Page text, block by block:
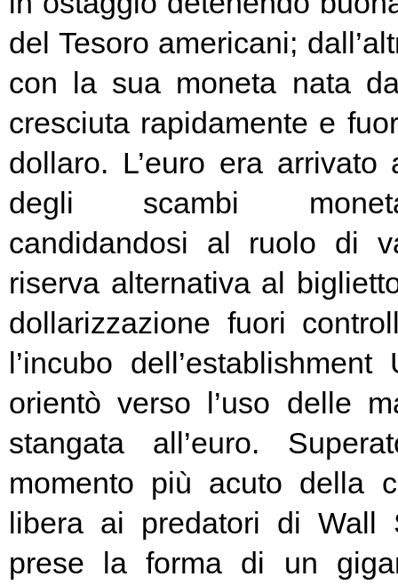
del Tesoro americani;
con la sua moneta nata
cresciuta rapidamente e
dollaro. L’euro era
degli scambi
candidandosi al ruolo di
riserva alternativa al
dollarizzazione fuori
l’incubo
orientò verso l’uso delle
stangata all’euro.
momento più acuto della
libera ai predatori di Wall
prese la forma di un